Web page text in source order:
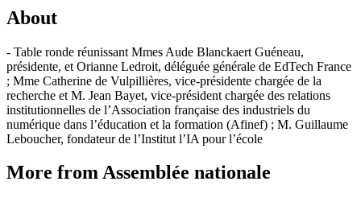
About
- Table ronde réunissant Mmes Aude Blanckaert Guéneau,
présidente, et Orianne Ledroit, déléguée générale de EdTech France
; Mme Catherine de Vulpillières, vice-présidente chargée de la
recherche et M. Jean Bayet, vice-président chargée des relations
institutionnelles de l’Association française des industriels du
numérique dans l’éducation et la formation (Afinef) ; M. Guillaume
Leboucher, fondateur de l’Institut l’IA pour l’école
More from Assemblée nationale